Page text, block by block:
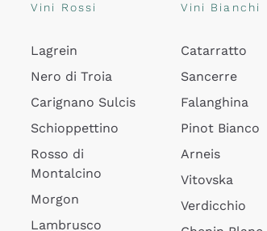
Vini Rossi
Lagrein
Nero di Troia
Carignano Sulcis
Schioppettino
Rosso di
Montalcino
Morgon
Lambrusco
Vini Bianchi
Catarratto
Sancerre
Falanghina
Pinot Bianco
Arneis
Vitovska
Verdicchio